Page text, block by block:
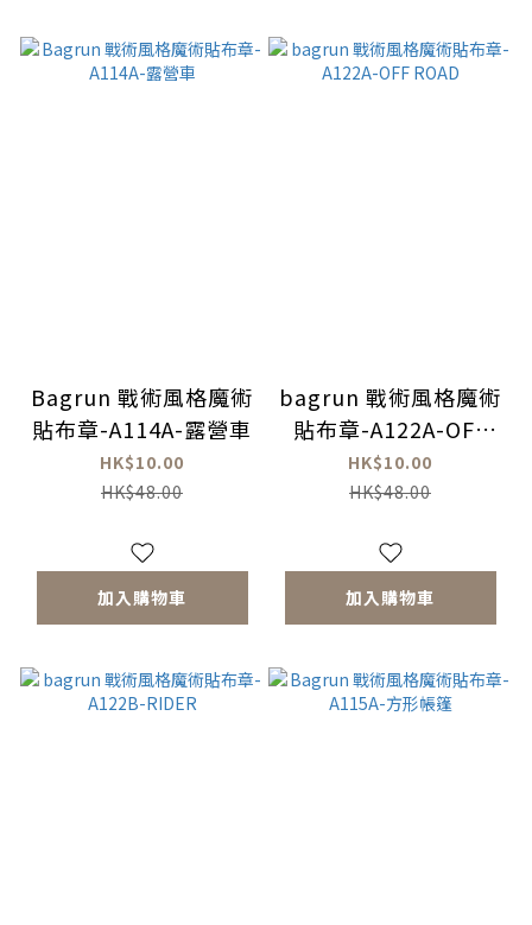
Bagrun 戰術風格魔術
貼布章-A114A-露營車
HK$10.00
HK$48.00
加入購物車
bagrun 戰術風格魔術
貼布章-A122A-OFF
ROAD
HK$10.00
HK$48.00
加入購物車